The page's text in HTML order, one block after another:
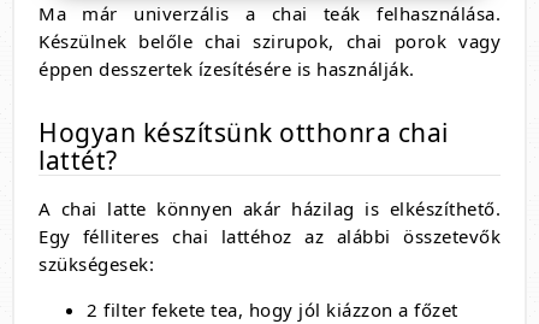
Ma már univerzális a chai teák felhasználása.
Készülnek belőle chai szirupok, chai porok vagy
éppen desszertek ízesítésére is használják.
Hogyan készítsünk otthonra chai
lattét?
A chai latte könnyen akár házilag is elkészíthető.
Egy félliteres chai lattéhoz az alábbi összetevők
szükségesek:
2 filter fekete tea, hogy jól kiázzon a főzet